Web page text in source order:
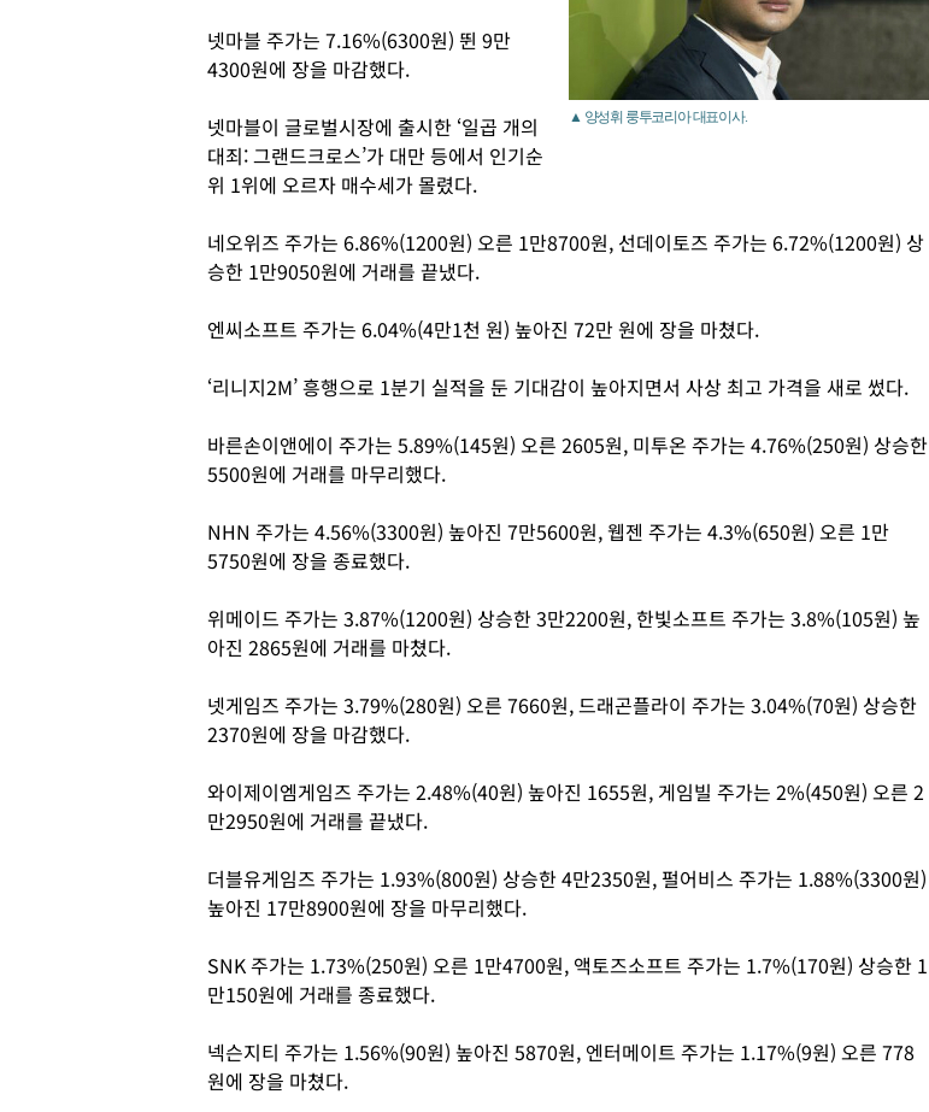
▲ 양성휘 룽투코리아 대표이사.
넷마블 주가는 7.16%(6300원) 뛴 9만
4300원에 장을 마감했다.
넷마블이 글로벌시장에 출시한 ‘일곱 개의
대죄: 그랜드크로스’가 대만 등에서 인기순
위 1위에 오르자 매수세가 몰렸다.
네오위즈 주가는 6.86%(1200원) 오른 1만8700원, 선데이토즈 주가는 6.72%(1200원) 상
승한 1만9050원에 거래를 끝냈다.
엔씨소프트 주가는 6.04%(4만1천 원) 높아진 72만 원에 장을 마쳤다.
‘리니지2M’ 흥행으로 1분기 실적을 둔 기대감이 높아지면서 사상 최고 가격을 새로 썼다.
바른손이앤에이 주가는 5.89%(145원) 오른 2605원, 미투온 주가는 4.76%(250원) 상승한
5500원에 거래를 마무리했다.
NHN 주가는 4.56%(3300원) 높아진 7만5600원, 웹젠 주가는 4.3%(650원) 오른 1만
5750원에 장을 종료했다.
위메이드 주가는 3.87%(1200원) 상승한 3만2200원, 한빛소프트 주가는 3.8%(105원) 높
아진 2865원에 거래를 마쳤다.
넷게임즈 주가는 3.79%(280원) 오른 7660원, 드래곤플라이 주가는 3.04%(70원) 상승한
2370원에 장을 마감했다.
와이제이엠게임즈 주가는 2.48%(40원) 높아진 1655원, 게임빌 주가는 2%(450원) 오른 2
만2950원에 거래를 끝냈다.
더블유게임즈 주가는 1.93%(800원) 상승한 4만2350원, 펄어비스 주가는 1.88%(3300원)
높아진 17만8900원에 장을 마무리했다.
SNK 주가는 1.73%(250원) 오른 1만4700원, 액토즈소프트 주가는 1.7%(170원) 상승한 1
만150원에 거래를 종료했다.
넥슨지티 주가는 1.56%(90원) 높아진 5870원, 엔터메이트 주가는 1.17%(9원) 오른 778
원에 장을 마쳤다.